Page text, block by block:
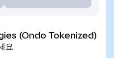
(Ondo Tokenized)
요